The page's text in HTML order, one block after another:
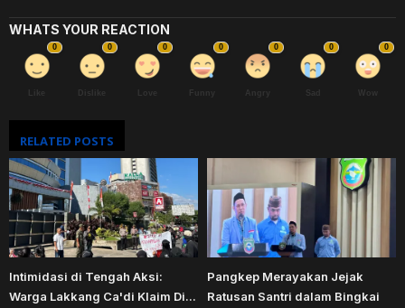
WHATS YOUR REACTION
0
Like
0
Dislike
0
Love
0
Funny
0
Angry
0
Sad
0
Wow
RELATED POSTS
Intimidasi di Tengah Aksi:
Warga Lakkang Ca'di Klaim Di...
Pangkep Merayakan Jejak
Ratusan Santri dalam Bingkai